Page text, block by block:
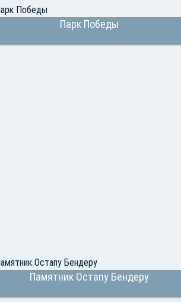
Парк Победы
Памятник Остапу Бендеру